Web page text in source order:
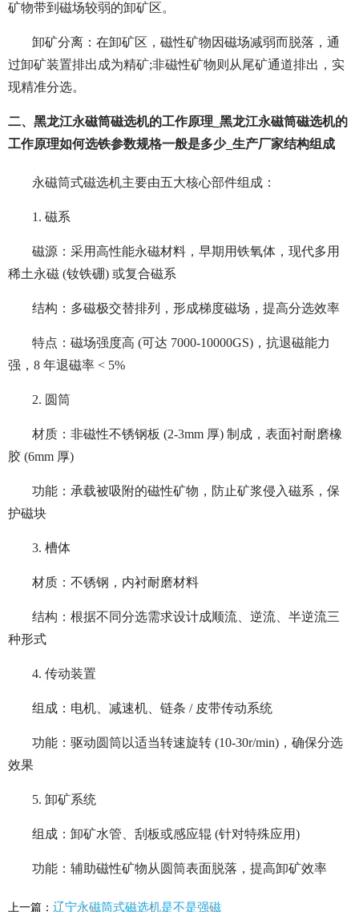
矿物带到磁场较弱的卸矿区。
卸矿分离：在卸矿区，磁性矿物因磁场减弱而脱落，通
过卸矿装置排出成为精矿;非磁性矿物则从尾矿通道排出，实
现精准分选。
二、黑龙江永磁筒磁选机的工作原理_黑龙江永磁筒磁选机的
工作原理如何选铁参数规格一般是多少_生产厂家结构组成
永磁筒式磁选机主要由五大核心部件组成：
1. 磁系
磁源：采用高性能永磁材料，早期用铁氧体，现代多用
稀土永磁 (钕铁硼) 或复合磁系
结构：多磁极交替排列，形成梯度磁场，提高分选效率
特点：磁场强度高 (可达 7000-10000GS)，抗退磁能力
强，8 年退磁率 < 5%
2. 圆筒
材质：非磁性不锈钢板 (2-3mm 厚) 制成，表面衬耐磨橡
胶 (6mm 厚)
功能：承载被吸附的磁性矿物，防止矿浆侵入磁系，保
护磁块
3. 槽体
材质：不锈钢，内衬耐磨材料
结构：根据不同分选需求设计成顺流、逆流、半逆流三
种形式
4. 传动装置
组成：电机、减速机、链条 / 皮带传动系统
功能：驱动圆筒以适当转速旋转 (10-30r/min)，确保分选
效果
5. 卸矿系统
组成：卸矿水管、刮板或感应辊 (针对特殊应用)
功能：辅助磁性矿物从圆筒表面脱落，提高卸矿效率
上一篇： 辽宁永磁筒式磁选机是不是强磁